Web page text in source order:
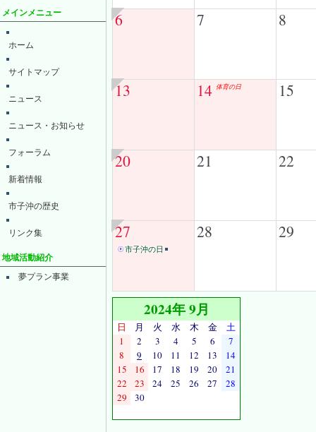
メインメニュー
ホーム
サイトマップ
ニュース
ニュース・お知らせ
フォーラム
新着情報
市子沖の歴史
リンク集
地域活動紹介
夢プラン事業
6 7 8
13 14 体育の日 15
20 21 22
27
市子沖の日
28 29
2024年 9月
日 月 火 水 木 金
土
1
2 3 4 5 6
7
8
9 10 11 12 13
14
15
16 17 18 19 20
21
22
23 24 25 26 27
28
29
30